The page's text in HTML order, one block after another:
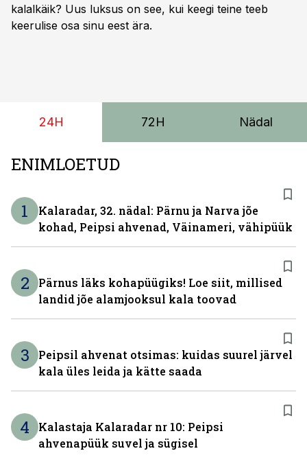
kalalkäik? Uus luksus on see, kui keegi teine teeb
keerulise osa sinu eest ära.
24H 72H Nädal
ENIMLOETUD
1
Kalaradar, 32. nädal: Pärnu ja Narva jõe
kohad, Peipsi ahvenad, Väinameri, vähipüük
2
Pärnus läks kohapüügiks! Loe siit, millised
landid jõe alamjooksul kala toovad
3
Peipsil ahvenat otsimas: kuidas suurel järvel
kala üles leida ja kätte saada
4
Kalastaja Kalaradar nr 10: Peipsi
ahvenapüük suvel ja sügisel